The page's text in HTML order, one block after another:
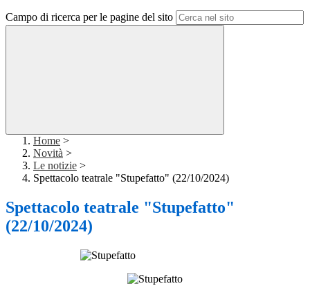
Campo di ricerca per le pagine del sito
Home >
Novità >
Le notizie >
Spettacolo teatrale "Stupefatto" (22/10/2024)
Spettacolo teatrale "Stupefatto"
(22/10/2024)